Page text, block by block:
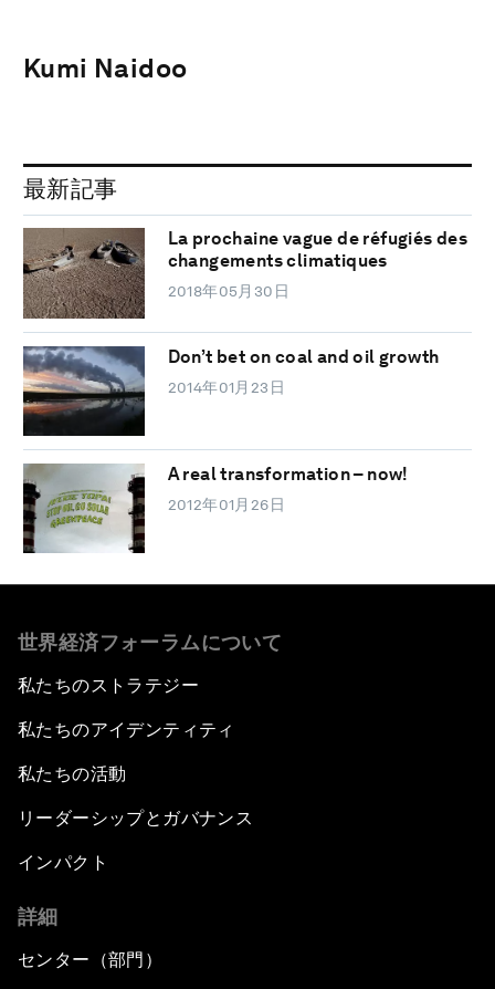
Kumi Naidoo
最新記事
La prochaine vague de réfugiés des
changements climatiques
2018年05月30日
Don’t bet on coal and oil growth
2014年01月23日
A real transformation – now!
2012年01月26日
世界経済フォーラムについて
私たちのストラテジー
私たちのアイデンティティ
私たちの活動
リーダーシップとガバナンス
インパクト
詳細
センター（部門）